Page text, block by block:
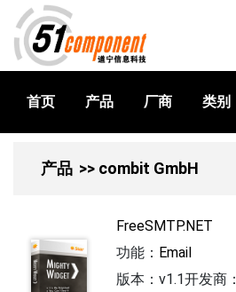
首页 产品 厂商 类别
产品 >> combit GmbH
FreeSMTP.NET
功能： Email
版本：v1.1开发商：